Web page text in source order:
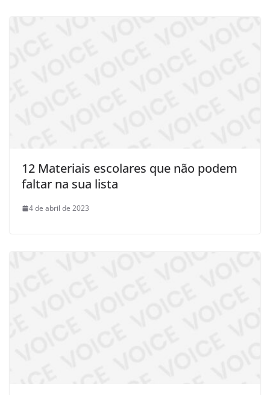
12 Materiais escolares que não podem
faltar na sua lista
4 de abril de 2023